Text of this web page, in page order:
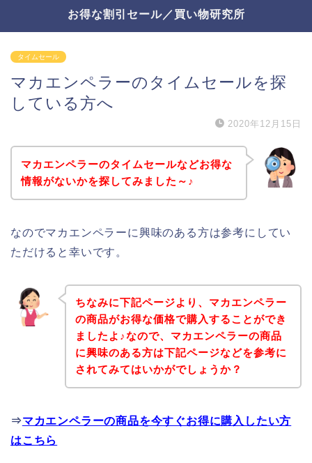
お得な割引セール／買い物研究所
タイムセール
マカエンペラーのタイムセールを探
している方へ
2020年12月15日
マカエンペラーのタイムセールなどお得な
情報がないかを探してみました～♪
なのでマカエンペラーに興味のある方は参考にしてい
ただけると幸いです。
ちなみに下記ページより、マカエンペラー
の商品がお得な価格で購入することができ
ましたよ♪なので、マカエンペラーの商品
に興味のある方は下記ページなどを参考に
されてみてはいかがでしょうか？
⇒マカエンペラーの商品を今すぐお得に購入したい方
はこちら